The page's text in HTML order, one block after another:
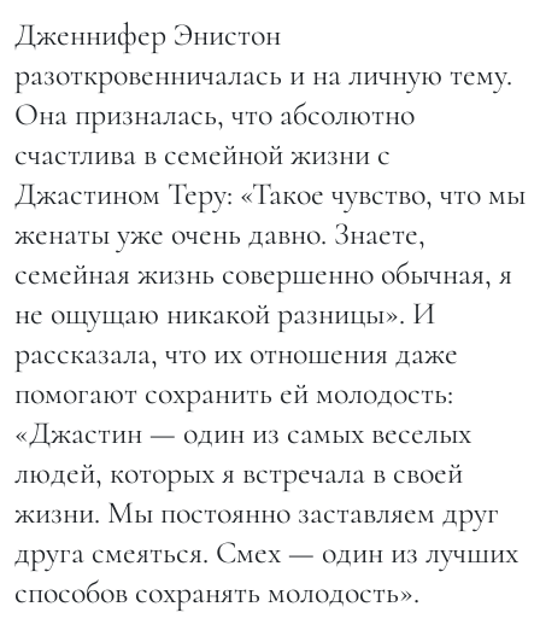
Дженнифер Энистон
разоткровенничалась и на личную тему.
Она призналась, что абсолютно
счастлива в семейной жизни с
Джастином Теру: «Такое чувство, что мы
женаты уже очень давно. Знаете,
семейная жизнь совершенно обычная, я
не ощущаю никакой разницы». И
рассказала, что их отношения даже
помогают сохранить ей молодость:
«Джастин — один из самых веселых
людей, которых я встречала в своей
жизни. Мы постоянно заставляем друг
друга смеяться. Смех — один из лучших
способов сохранять молодость».